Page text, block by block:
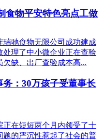
食物平安特色亮点工做
驰食物无限公司成功建成
理了中小微企业正在查验
缺、出厂查验成本高...
：30万孩子受董事长
在短短两个月内领受了十
题的严沉性惹起了社会的普